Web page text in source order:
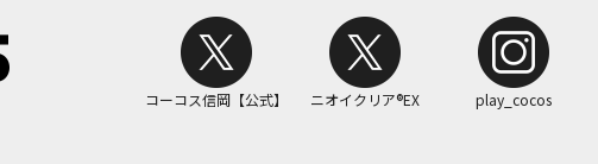
コーコス信岡【公式】 ニオイクリア®EX play_cocos